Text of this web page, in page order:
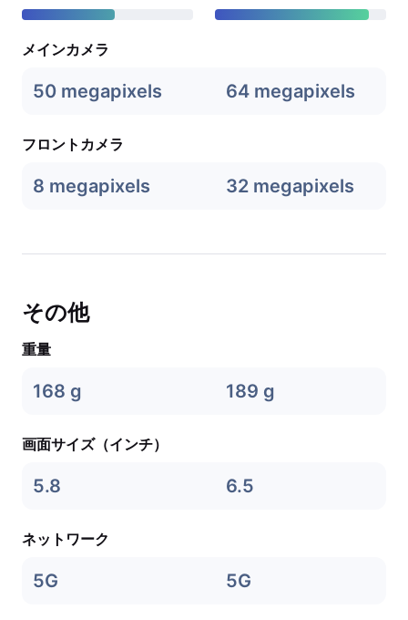
メインカメラ
50 megapixels 64 megapixels
フロントカメラ
8 megapixels 32 megapixels
その他
重量
168 g 189 g
画面サイズ（インチ）
5.8 6.5
ネットワーク
5G 5G